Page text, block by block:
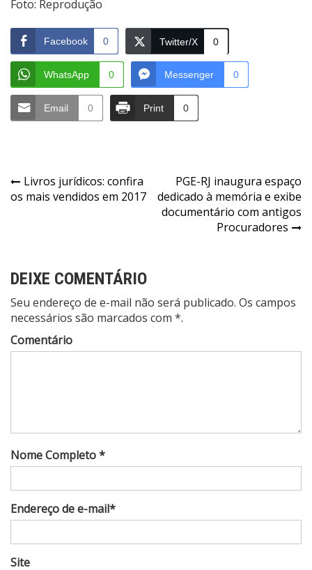
Foto: Reprodução
Facebook 0 Twitter/X 0
WhatsApp 0 Messenger 0
Email 0 Print 0
Navegação
de
Livros jurídicos: confira
os mais vendidos em 2017
PGE-RJ inaugura espaço
dedicado à memória e exibe
documentário com antigos
Procuradores
DEIXE COMENTÁRIO
Seu endereço de e-mail não será publicado. Os campos
necessários são marcados com *.
Comentário
Nome Completo *
Endereço de e-mail*
Site